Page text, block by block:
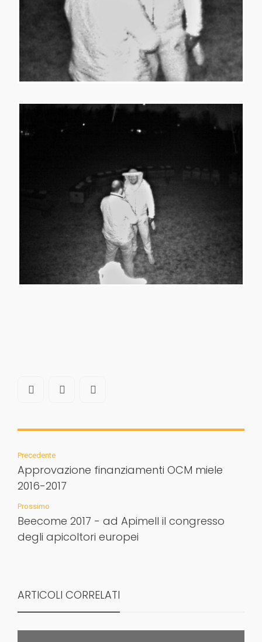
Precedente
Approvazione finanziamenti OCM miele
2016-2017
Prossimo
Beecome 2017 - ad Apimell il congresso
degli apicoltori europei
ARTICOLI CORRELATI